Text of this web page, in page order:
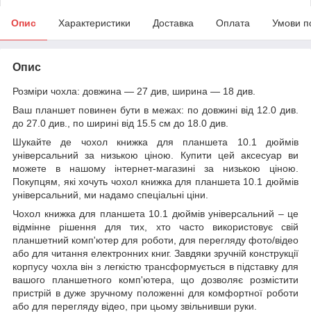
Опис Характеристики Доставка Оплата Умови
Опис
Розміри чохла: довжина ― 27 див, ширина ― 18 див.
Ваш планшет повинен бути в межах: по довжині від 12.0 див.
до 27.0 див., по ширині від 15.5 см до 18.0 див.
Шукайте де чохол книжка для планшета 10.1 дюймів
універсальний за низькою ціною. Купити цей аксесуар ви
можете в нашому інтернет-магазині за низькою ціною.
Покупцям, які хочуть чохол книжка для планшета 10.1 дюймів
універсальний, ми надамо спеціальні ціни.
Чохол книжка для планшета 10.1 дюймів універсальний – це
відмінне рішення для тих, хто часто використовує свій
планшетний комп'ютер для роботи, для перегляду фото/відео
або для читання електронних книг. Завдяки зручній конструкції
корпусу чохла він з легкістю трансформується в підставку для
вашого планшетного комп'ютера, що дозволяє розмістити
пристрій в дуже зручному положенні для комфортної роботи
або для перегляду відео, при цьому звільнивши руки.